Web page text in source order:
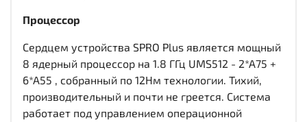
Процессор
Сердцем устройства SPRO Plus является мощный
8 ядерный процессор на 1.8 ГГц UMS512 - 2*A75 +
6*A55 , собранный по 12Нм технологии. Тихий,
производительный и почти не греется. Система
работает под управлением операционной